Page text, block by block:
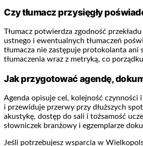
Czy tłumacz przysięgły
Tłumacz potwierdza zgodność
ustnego i ewentualnych tłumaczeń
tłumacza nie zastępuje protokolanta
tłumaczenia wraz z metryką, co
Jak przygotować agendę,
Agenda opisuje cel, kolejność czynności
i przewiduje przerwy przy dłuższych
akustykę, dostęp do sali i tożsamość
słowniczek branżowy i egzemplarze
Jeśli potrzebujesz wsparcia w